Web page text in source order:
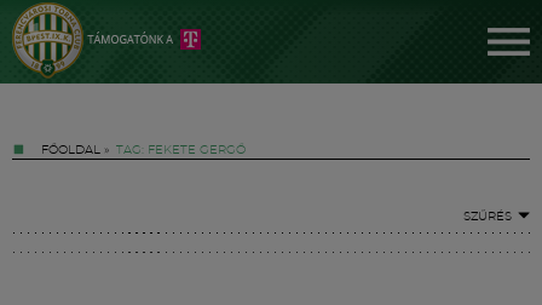
FŐOLDAL » TAG: FEKETE GERGŐ
SZŰRÉS